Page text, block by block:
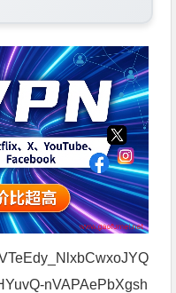
nVAPAePbXgsh